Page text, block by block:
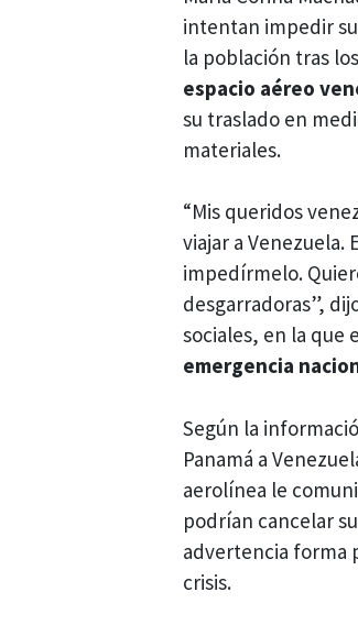
intentan impedir
la población tras
espacio aéreo
su traslado en
materiales.
“Mis queridos
viajar a
impedírmelo.
desgarradoras”,
sociales, en la que
emergencia
Según la
Panamá a
aerolínea le
podrían cancelar
advertencia forma
crisis.